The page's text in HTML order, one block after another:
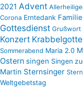
2021 Advent
Corona Erntedank Familie
Gottesdienst Grußwort
Konzert
Sommerabend Maria 2.0
Ostern singen Singen
Martin Sternsinger
Weltgebetstag